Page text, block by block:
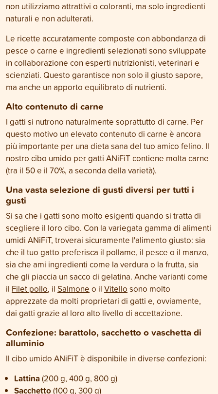
non utilizziamo attrattivi o coloranti, ma solo ingredienti
naturali e non adulterati.
Le ricette accuratamente composte con abbondanza di
pesce o carne e ingredienti selezionati sono sviluppate
in collaborazione con esperti nutrizionisti, veterinari e
scienziati. Questo garantisce non solo il giusto sapore,
ma anche un apporto equilibrato di nutrienti.
Alto contenuto di carne
I gatti si nutrono naturalmente soprattutto di carne. Per
questo motivo un elevato contenuto di carne è ancora
più importante per una dieta sana del tuo amico felino. Il
nostro cibo umido per gatti ANiFiT contiene molta carne
(tra il 50 e il 70%, a seconda della varietà).
Una vasta selezione di gusti diversi per tutti i
gusti
Si sa che i gatti sono molto esigenti quando si tratta di
scegliere il loro cibo. Con la variegata gamma di alimenti
umidi ANiFiT, troverai sicuramente l'alimento giusto: sia
che il tuo gatto preferisca il pollame, il pesce o il manzo,
sia che ami ingredienti come la verdura o la frutta, sia
che gli piaccia un sacco di gelatina. Anche varianti come
il Filet pollo, il Salmone o il Vitello sono molto
apprezzate da molti proprietari di gatti e, ovviamente,
dai gatti grazie al loro alto livello di accettazione.
Confezione: barattolo, sacchetto o vaschetta di
alluminio
Il cibo umido ANiFiT è disponibile in diverse confezioni:
Lattina(200 g, 400 g, 800 g)
Sacchetto(100 g, 300 g)